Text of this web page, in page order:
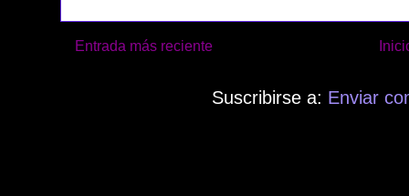
Entrada más reciente
Suscribirse a: Enviar